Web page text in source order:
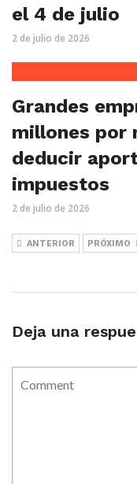
el 4 de julio
2 de julio de 2026
Grandes
millones por
deducir
impuestos
2 de julio de 2026
ANTERIOR PRÓXIMO
Deja una